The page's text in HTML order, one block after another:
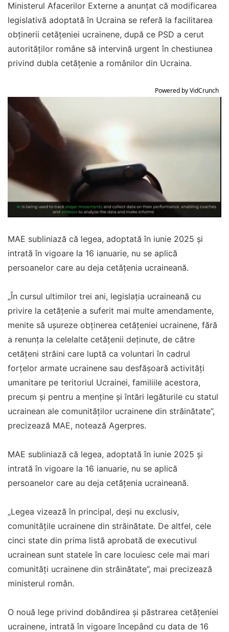
Ministerul Afacerilor Externe a anunţat că modificarea
legislativă adoptată în Ucraina se referă la facilitarea
obţinerii cetăţeniei ucrainene, după ce PSD a cerut
autorităților române să intervină urgent în chestiunea
privind dubla cetățenie a românilor din Ucraina.
Powered by VidCrunch
MAE subliniază că legea, adoptată în iunie 2025 şi
intrată în vigoare la 16 ianuarie, nu se aplică
persoanelor care au deja cetăţenia ucraineană.
„În cursul ultimilor trei ani, legislaţia ucraineană cu
privire la cetăţenie a suferit mai multe amendamente,
menite să uşureze obţinerea cetăţeniei ucrainene, fără
a renunţa la celelalte cetăţenii deţinute, de către
cetăţeni străini care luptă ca voluntari în cadrul
forţelor armate ucrainene sau desfăşoară activităţi
umanitare pe teritoriul Ucrainei, familiile acestora,
precum şi pentru a menţine şi întări legăturile cu statul
ucrainean ale comunităţilor ucrainene din străinătate”,
precizează MAE, notează Agerpres.
MAE subliniază că legea, adoptată în iunie 2025 şi
intrată în vigoare la 16 ianuarie, nu se aplică
persoanelor care au deja cetăţenia ucraineană.
„Legea vizează în principal, deşi nu exclusiv,
comunităţile ucrainene din străinătate. De altfel, cele
cinci state din prima listă aprobată de executivul
ucrainean sunt statele în care locuiesc cele mai mari
comunităţi ucrainene din străinătate”, mai precizează
ministerul român.
O nouă lege privind dobândirea şi păstrarea cetăţeniei
ucrainene, intrată în vigoare începând cu data de 16